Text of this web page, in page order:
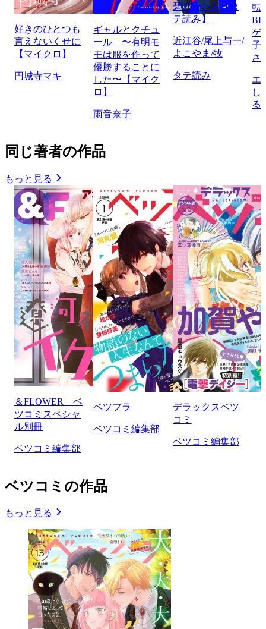
好きのひとつも
言えないくせに
【マイクロ】
円城寺マキ
ギャルとクチュ
ール 〜有明モ
モは服を作って
優勝することに
した〜【マイク
ロ】
雨音奈子
碧のかたみ【タ
テ読み】
近江谷/尾上与一/
よこやま/牧
タテ読み
転
BL
ゲ
子
さ
エ
し
る
同じ著者の作品
もっと見る
＆FLOWER ベ
ツコミスペシャ
ル別冊
ベツコミ編集部
ベツフラ
ベツコミ編集部
デラックスベツ
コミ
ベツコミ編集部
ベツコミの作品
もっと見る